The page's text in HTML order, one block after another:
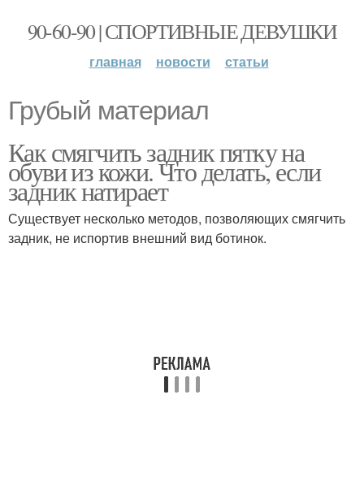
90-60-90 | СПОРТИВНЫЕ ДЕВУШКИ
главная новости статьи
Грубый материал
Как смягчить задник пятку на
обуви из кожи. Что делать, если
задник натирает
Существует несколько методов, позволяющих смягчить
задник, не испортив внешний вид ботинок.